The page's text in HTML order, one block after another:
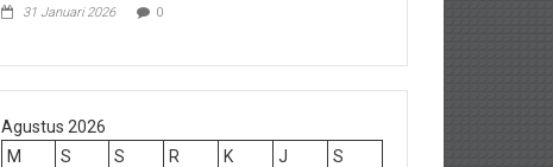
31 Januari 2026 0
Agustus 2026
M
S S R K J S